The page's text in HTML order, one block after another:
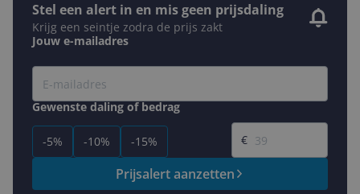
Stel een alert in en mis geen prijsdaling
Krijg een seintje zodra de prijs zakt
Jouw e-mailadres
Gewenste daling of bedrag
-5% -10% -15%
Gewenste prijs
€
Prijsalert aanzetten